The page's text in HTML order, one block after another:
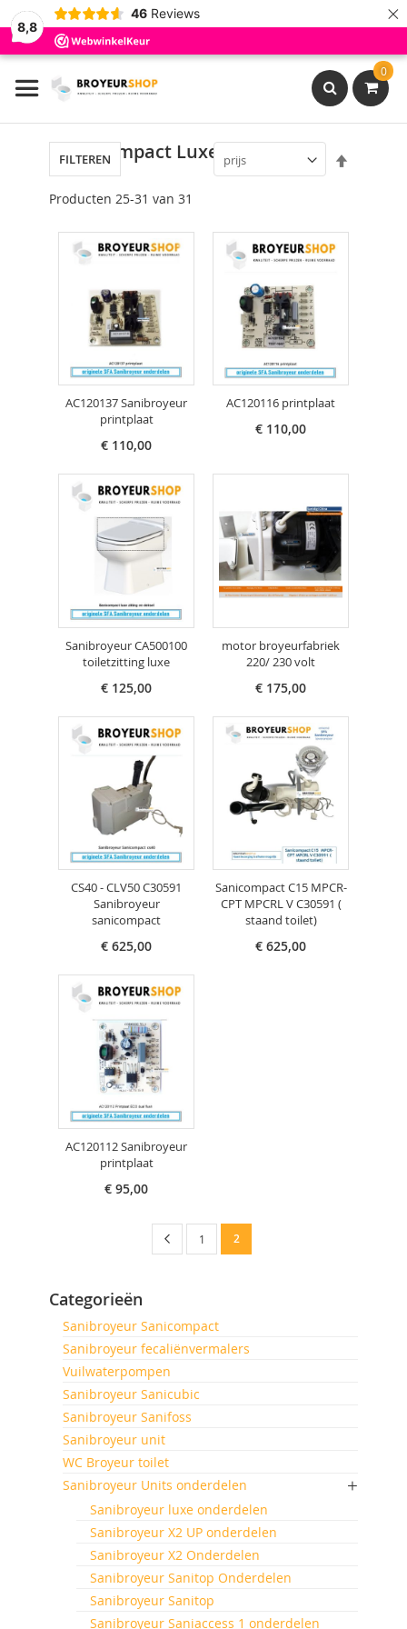
8,8
46 Reviews ×
Ga
naar
de
0
Search
Sanicompact Luxe onderdelen
Producten 25-31 van 31
sorteren
AC120137 Sanibroyeur
printplaat
€ 110,00
AC120116 printplaat
€ 110,00
Sanibroyeur CA500100
toiletzitting luxe
€ 125,00
motor broyeurfabriek
220/ 230 volt
€ 175,00
CS40 - CLV50 C30591
Sanibroyeur
sanicompact
€ 625,00
Sanicompact C15 MPCR-
CPT MPCRL V C30591 (
staand toilet)
€ 625,00
AC120112 Sanibroyeur
printplaat
€ 95,00
Pagina
Pagina
VorigePagina
1
U
2
FILTEREN
Categorieën
Sanibroyeur Sanicompact
Sanibroyeur fecaliënvermalers
Vuilwaterpompen
Sanibroyeur Sanicubic
Sanibroyeur Sanifoss
Sanibroyeur unit
WC Broyeur toilet
Sanibroyeur Units onderdelen
Sanibroyeur luxe onderdelen
Sanibroyeur X2 UP onderdelen
Sanibroyeur X2 Onderdelen
Sanibroyeur Sanitop Onderdelen
Sanibroyeur Sanitop
Sanibroyeur Saniaccess 1 onderdelen